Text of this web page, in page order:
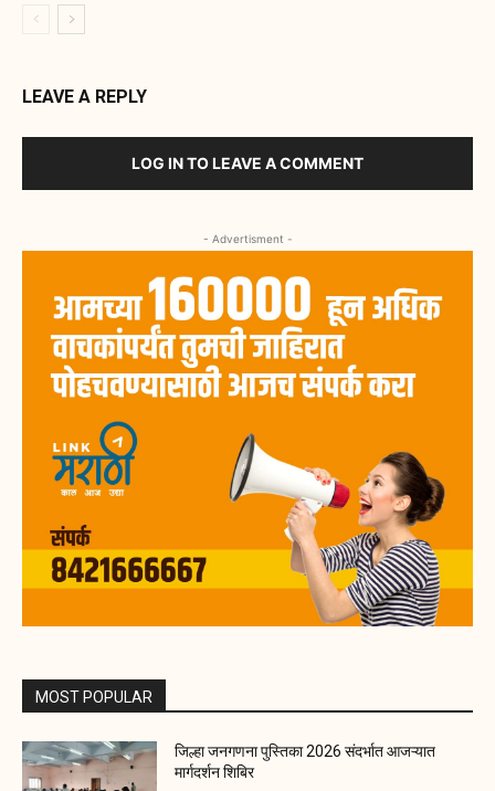
LEAVE A REPLY
LOG IN TO LEAVE A COMMENT
- Advertisment -
MOST POPULAR
जिल्हा जनगणना पुस्तिका 2026 संदर्भात आजऱ्यात
मार्गदर्शन शिबिर